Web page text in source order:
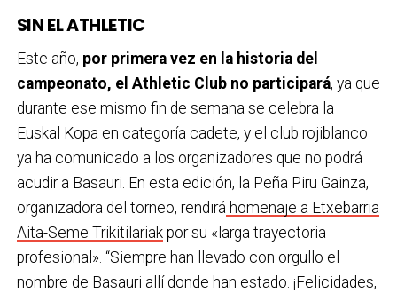
SIN EL ATHLETIC
Este año, por primera vez en la historia del
campeonato, el Athletic Club no participará, ya que
durante ese mismo fin de semana se celebra la
Euskal Kopa en categoría cadete, y el club rojiblanco
ya ha comunicado a los organizadores que no podrá
acudir a Basauri. En esta edición, la Peña Piru Gainza,
organizadora del torneo, rendirá homenaje a Etxebarria
Aita-Seme Trikitilariakpor su «larga trayectoria
profesional». “Siempre han llevado con orgullo el
nombre de Basauri allí donde han estado. ¡Felicidades,